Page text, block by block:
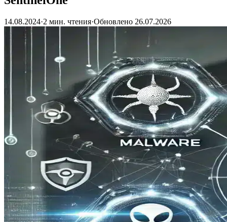
14.08.2024·2 мин. чтения·Обновлено 26.07.2026